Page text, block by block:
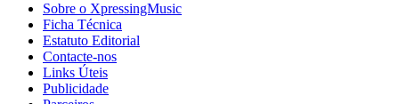
Sobre o XpressingMusic
Ficha Técnica
Estatuto Editorial
Contacte-nos
Links Úteis
Publicidade